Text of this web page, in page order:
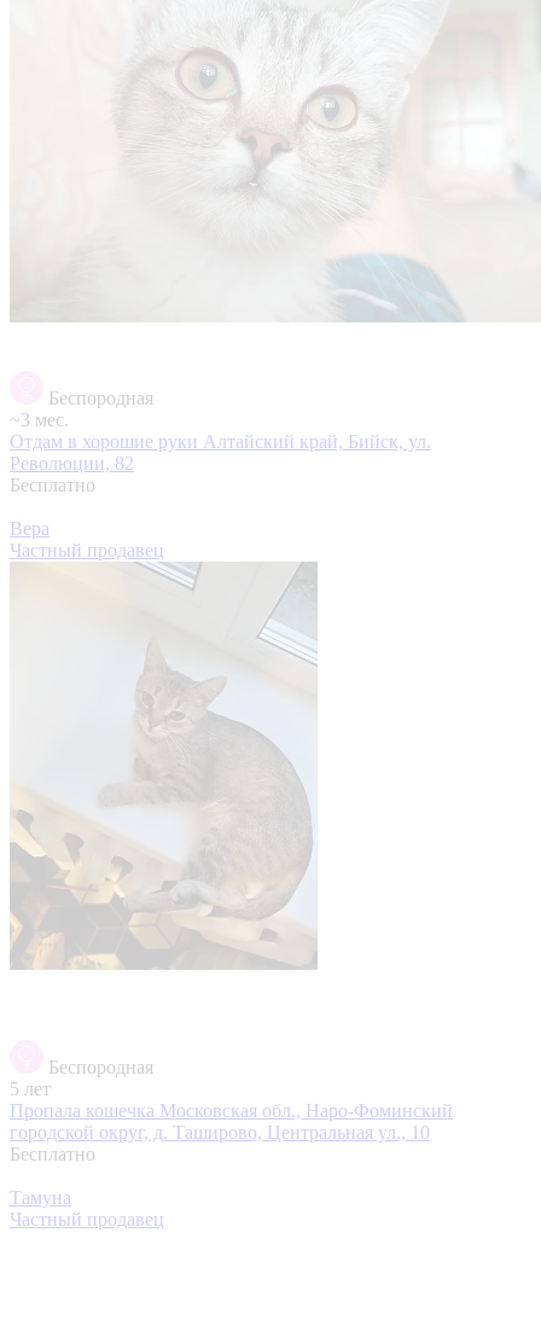
Беспородная
~3 мес.
Отдам в хорошие руки Алтайский край, Бийск, ул.
Революции, 82
Бесплатно
Вера
Частный продавец
Беспородная
5 лет
Пропала кошечка Московская обл., Наро-Фоминский
городской округ, д. Таширово, Центральная ул., 10
Бесплатно
Тамуна
Частный продавец